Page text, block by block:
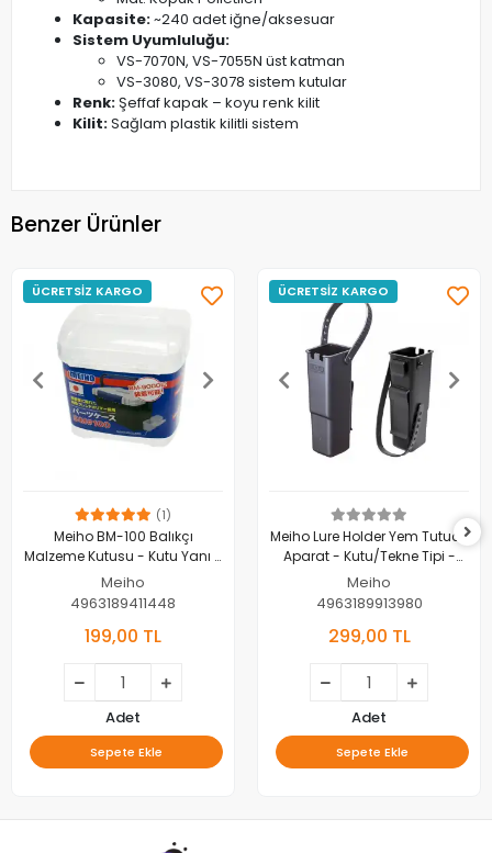
Kapasite:~240 adet iğne/aksesuar
Sistem Uyumluluğu:
VS-7070N, VS-7055N üst katman
VS-3080, VS-3078 sistem kutular
Renk:Şeffaf kapak – koyu renk kilit
Kilit:Sağlam plastik kilitli sistem
Benzer Ürünler
ÜCRETSİZ KARGO
(1)
Meiho BM-100 Balıkçı
Malzeme Kutusu - Kutu Yanı -
Şeffaf
Meiho
4963189411448
199,00 TL
Adet
Sepete Ekle
ÜCRETSİZ KARGO
Meiho Lure Holder Yem Tutucu
Aparat - Kutu/Tekne Tipi -
Siyah
Meiho
4963189913980
299,00 TL
Adet
Sepete Ekle